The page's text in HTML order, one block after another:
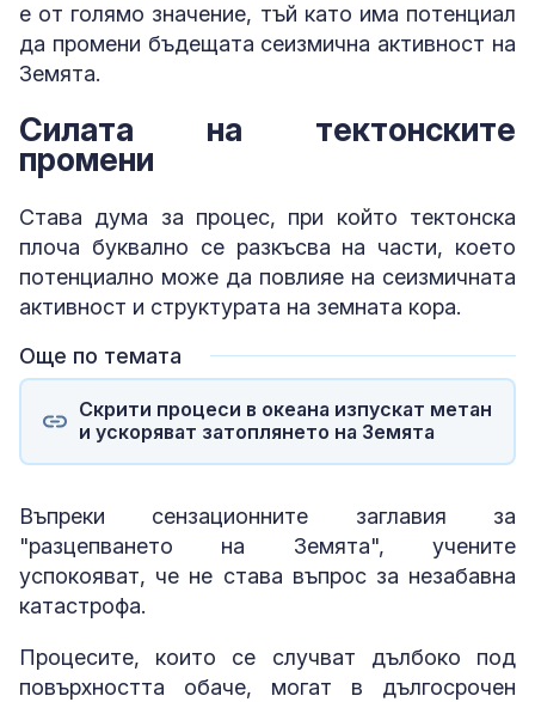
е от голямо значение, тъй като има потенциал
да промени бъдещата сеизмична активност на
Земята.
Силата на тектонските
промени
Става дума за процес, при който тектонска
плоча буквално се разкъсва на части, което
потенциално може да повлияе на сеизмичната
активност и структурата на земната кора.
Още по темата
Скрити процеси в океана изпускат метан
и ускоряват затоплянето на Земята
Въпреки сензационните заглавия за
"разцепването на Земята", учените
успокояват, че не става въпрос за незабавна
катастрофа.
Процесите, които се случват дълбоко под
повърхността обаче, могат в дългосрочен